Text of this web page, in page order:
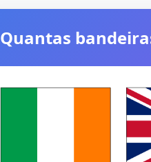
Quantas